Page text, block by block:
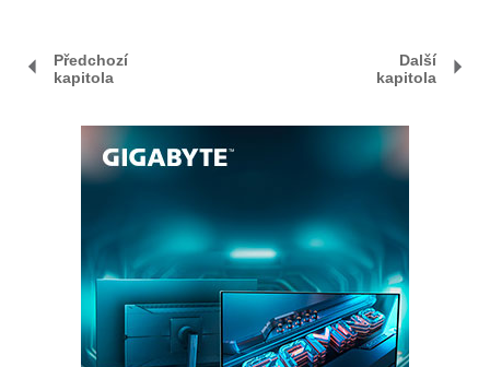
Předchozí
kapitola
Další
kapitola